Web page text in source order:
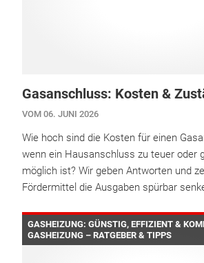
Gasanschluss: Kosten &
VOM 06. JUNI 2026
Wie hoch sind die Kosten für einen
wenn ein Hausanschluss zu teuer oder
möglich ist? Wir geben Antworten und
Fördermittel die Ausgaben spürbar
GASHEIZUNG: GÜNSTIG, EFFIZIENT &
GASHEIZUNG – RATGEBER & TIPPS